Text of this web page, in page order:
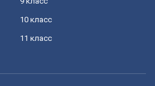
10 класс
11 класс